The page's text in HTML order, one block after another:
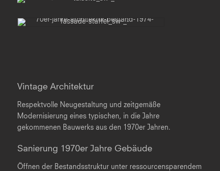
Vintage Architektur
Respektvolle Neugestaltung und zeitgemäße
Modernisierung eines typischen, in die Jahre
gekommenen Bauwerks aus den 1970er Jahren.
Sanierung 1970er Jahre Gebäude
Öffnen der Bestandsstruktur unter ressourcensparendem